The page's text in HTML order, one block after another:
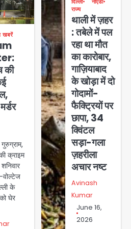
पर भड़का गुस्सा, शाकिब अल
हसन के मगुरा स्थित घर पर
पेट्रोल बम से हमला
LIC shares at low
levels: LIC के शेयरों में भारी
गिरावट, सस्ते दाम पर सरकार
की 6.5% हिस्सेदारी बिक्री से
निवेशक सहमे, स्टॉक 4 महीने
के निचले स्तर पर
Avinash Kumar
NSUI students
climbed a water
tank in Jaipur: जयपुर में
छात्रसंघ चुनाव और अमित शाह
के इस्तीफे की मांग को लेकर
पानी की टंकी पर चढ़े तीन
NSUI नेता, पुलिस-प्रशासन
ने संभाला मोर्चा
jai hind janab
Social media
suspended: भारत में
किसान-युवा आंदोलनों पर
सोशल मीडिया सेंसरशिप,
व्हाट्सएप अकाउंट सस्पेंड और
स्वास्थ्य-तकनीकी
असमानताओं की बढ़ती चिंता
Avinash Kumar
खबरें
की
क्राइम
वोल्टेज
के
घेर
दिल्ली
नोएडा
राज्य
थाली में ज़हर
: तबेले में पल
रहा था मौत
का कारोबार,
गाज़ियाबाद
के खोड़ा में दो
गोदामों-
फैक्ट्रियों पर
छापा, 34
क्विंटल
सड़ा-गला
ज़हरीला
अचार नष्ट
Avinash
Kumar
June 16,
2026